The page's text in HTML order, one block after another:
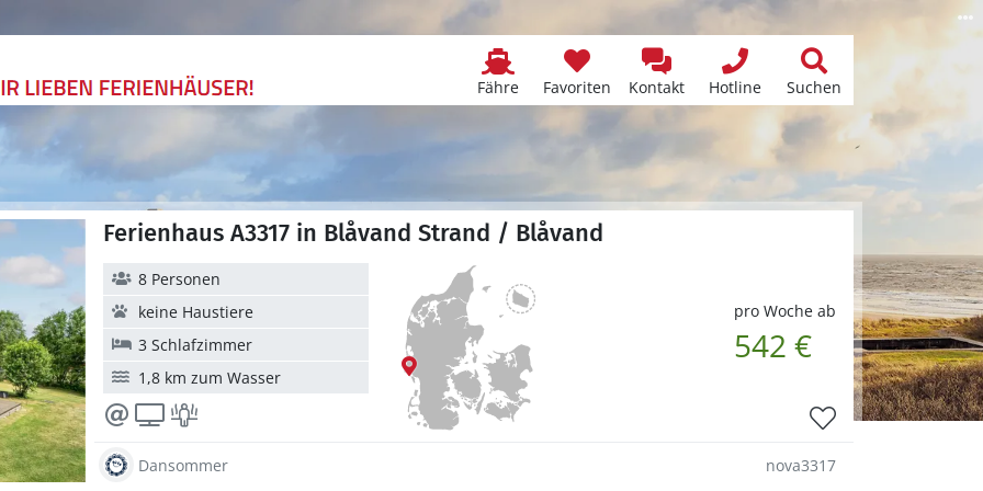
Fähre Favoriten Kontakt Hotline Suchen
Ferienhaus A3317 in Blåvand Strand / Blåvand
pro Woche ab
542 €
8 Personen
keine Haustiere
3 Schlafzimmer
1,8 km zum Wasser
Dansommer nova3317